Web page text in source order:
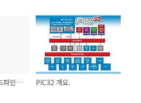
무선랜 솔루션 - 레드파인의 WiFi 모듈 조사. PIC32 개요.